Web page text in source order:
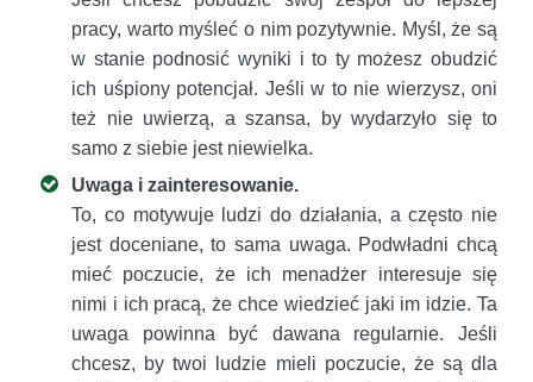
pracy, warto myśleć o nim pozytywnie. Myśl, że są
w stanie podnosić wyniki i to ty możesz obudzić
ich uśpiony potencjał. Jeśli w to nie wierzysz, oni
też nie uwierzą, a szansa, by wydarzyło się to
samo z siebie jest niewielka.
Uwaga i zainteresowanie.
To, co motywuje ludzi do działania, a często nie
jest doceniane, to sama uwaga. Podwładni chcą
mieć poczucie, że ich menadżer interesuje się
nimi i ich pracą, że chce wiedzieć jaki im idzie. Ta
uwaga powinna być dawana regularnie. Jeśli
chcesz, by twoi ludzie mieli poczucie, że są dla